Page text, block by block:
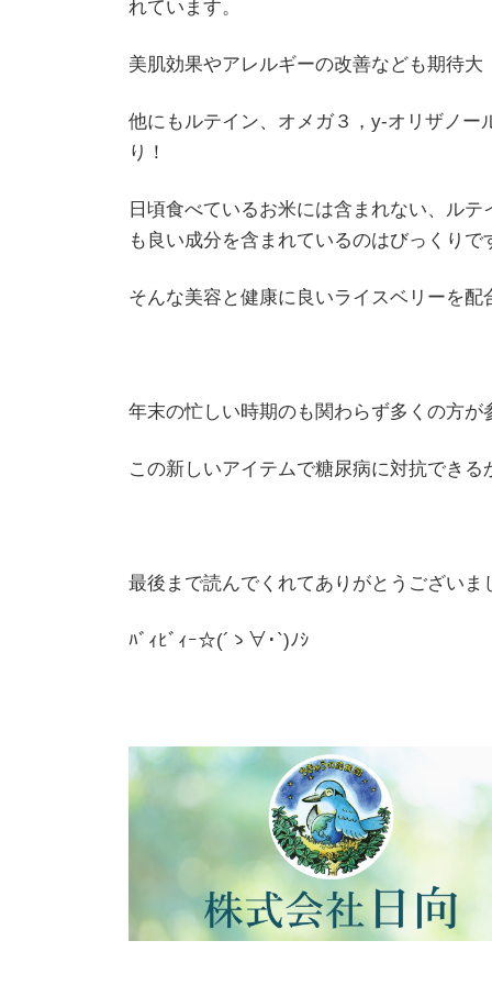
れています。
美肌効果やアレルギーの改善なども期待
他にもルテイン、オメガ３，y-オリザノ
り！
日頃食べているお米には含まれない、ル
も良い成分を含まれているのはびっくり
そんな美容と健康に良いライスベリーを
年末の忙しい時期のも関わらず多くの方が
この新しいアイテムで糖尿病に対抗でき
最後まで読んでくれてありがとうございま
ﾊﾞｨﾋﾞｨｰ☆(´ゝ∀･`)ﾉｼ